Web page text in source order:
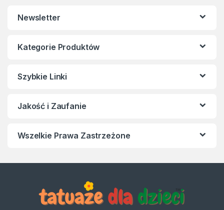
Newsletter
Kategorie Produktów
Szybkie Linki
Jakość i Zaufanie
Wszelkie Prawa Zastrzeżone